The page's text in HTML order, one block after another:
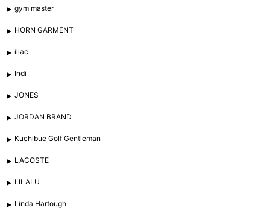
gym master
HORN GARMENT
iliac
Indi
JONES
JORDAN BRAND
Kuchibue Golf Gentleman
LACOSTE
LILALU
Linda Hartough